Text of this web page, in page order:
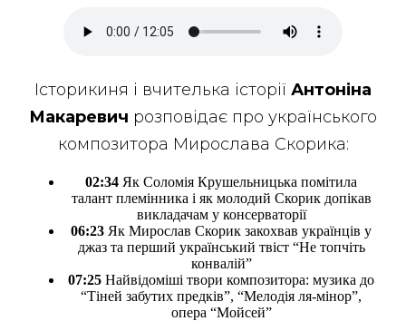
Історикиня і вчителька історії Антоніна
Макаревич розповідає про українського
композитора Мирослава Скорика:
02:34 Як Соломія Крушельницька помітила
талант племінника і як молодий Скорик допікав
викладачам у консерваторії
06:23 Як Мирослав Скорик закохвав українців у
джаз та перший український твіст “Не топчіть
конвалій”
07:25 Найвідоміші твори композитора: музика до
“Тіней забутих предків”, “Мелодія ля-мінор”,
опера “Мойсей”